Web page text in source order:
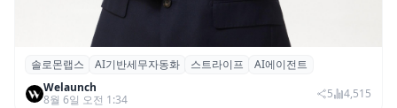
솔로몬랩스, 스트라이프 출신 이창헌 영입…
절세 전략 AI 에이전트 개발 본격화
솔로몬랩스 AI기반세무자동화 스트라이프
AI에이전트
Welaunch
8월 6일 오전 1:34
5 4,515